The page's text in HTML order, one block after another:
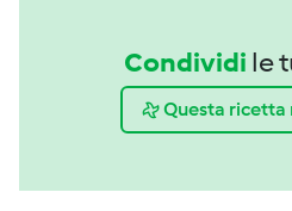
Condividi le
Questa ricetta